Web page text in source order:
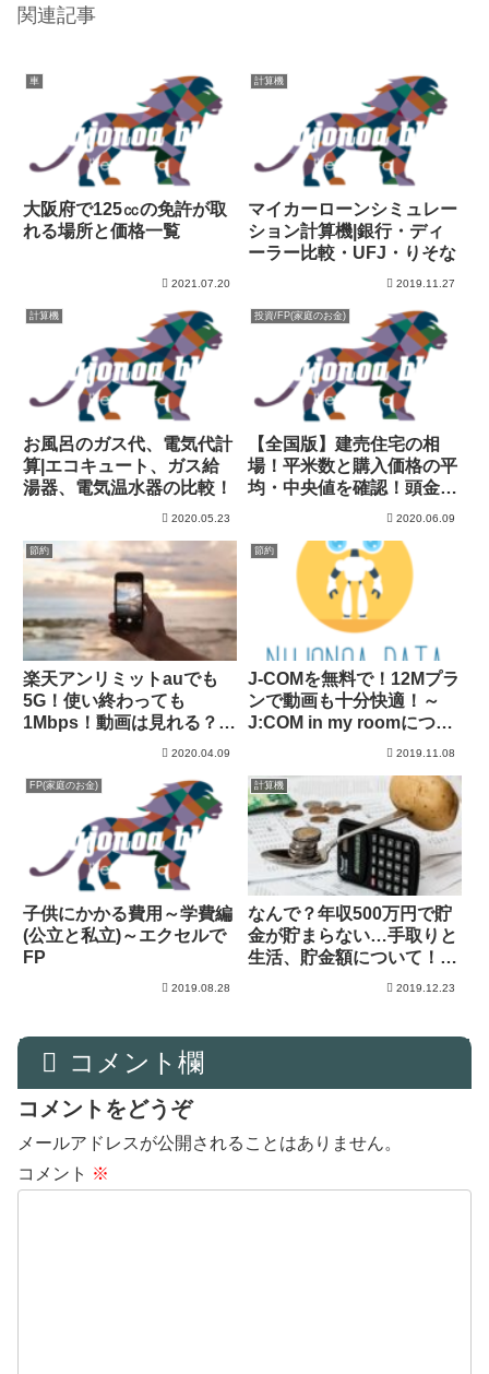
関連記事
車
大阪府で125㏄の免許が取
れる場所と価格一覧
2021.07.20
計算機
マイカーローンシミュレー
ション計算機|銀行・ディ
ーラー比較・UFJ・りそな
2019.11.27
計算機
お風呂のガス代、電気代計
算|エコキュート、ガス給
湯器、電気温水器の比較！
2020.05.23
投資/FP(家庭のお金)
【全国版】建売住宅の相
場！平米数と購入価格の平
均・中央値を確認！頭金
2020.06.09
節約
楽天アンリミットauでも
5G！使い終わっても
1Mbps！動画は見れる？ど
2020.04.09
節約
J-COMを無料で！12Mプラ
ンで動画も十分快適！～
J:COM in my roomについ
2019.11.08
FP(家庭のお金)
子供にかかる費用～学費編
(公立と私立)～エクセルで
FP
2019.08.28
計算機
なんで？年収500万円で貯
金が貯まらない…手取りと
生活、貯金額について！シ
2019.12.23
コメント欄
コメントをどうぞ
メールアドレスが公開されることはありません。
コメント ※